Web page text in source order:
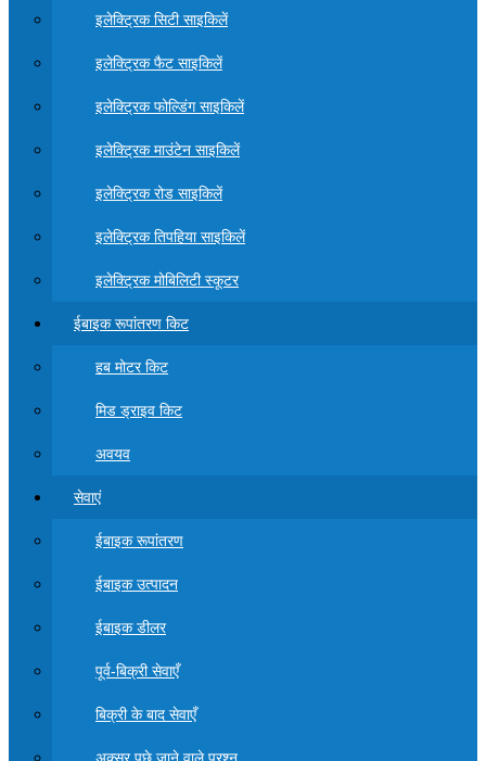
इलेक्ट्रिक सिटी साइकिलें
इलेक्ट्रिक फैट साइकिलें
इलेक्ट्रिक फोल्डिंग साइकिलें
इलेक्ट्रिक माउंटेन साइकिलें
इलेक्ट्रिक रोड साइकिलें
इलेक्ट्रिक तिपहिया साइकिलें
इलेक्ट्रिक मोबिलिटी स्कूटर
ईबाइक रूपांतरण किट
हब मोटर किट
मिड ड्राइव किट
अवयव
सेवाएं
ईबाइक रूपांतरण
ईबाइक उत्पादन
ईबाइक डीलर
पूर्व-बिक्री सेवाएँ
बिक्री के बाद सेवाएँ